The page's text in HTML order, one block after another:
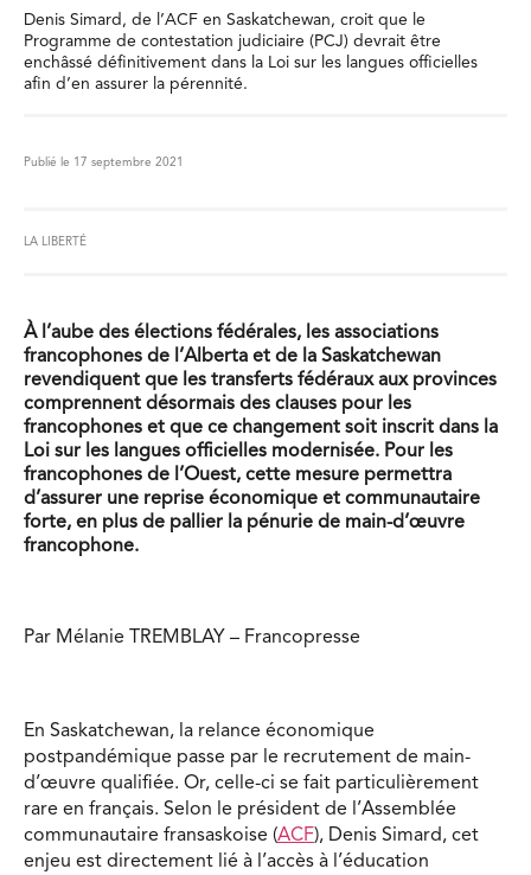
Denis Simard, de l’ACF en Saskatchewan, croit que le
Programme de contestation judiciaire (PCJ) devrait être
enchâssé définitivement dans la Loi sur les langues officielles
afin d’en assurer la pérennité.
Publié le 17 septembre 2021
LA LIBERTÉ
À l’aube des élections fédérales, les associations
francophones de l’Alberta et de la Saskatchewan
revendiquent que les transferts fédéraux aux provinces
comprennent désormais des clauses pour les
francophones et que ce changement soit inscrit dans la
Loi sur les langues officielles modernisée. Pour les
francophones de l’Ouest, cette mesure permettra
d’assurer une reprise économique et communautaire
forte, en plus de pallier la pénurie de main-d’œuvre
francophone.
Par Mélanie TREMBLAY – Francopresse
En Saskatchewan, la relance économique
postpandémique passe par le recrutement de main-
d’œuvre qualifiée. Or, celle-ci se fait particulièrement
rare en français. Selon le président de l’Assemblée
communautaire fransaskoise (ACF), Denis Simard, cet
enjeu est directement lié à l’accès à l’éducation